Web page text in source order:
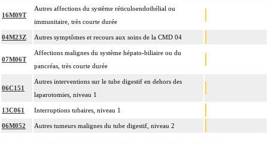
16M09T
Autres affections du système réticuloendothélial ou
immunitaire, très courte durée
04M23Z Autres symptômes et recours aux soins de la CMD 04
07M06T
Affections malignes du système hépato-biliaire ou du
pancréas, très courte durée
06C151
Autres interventions sur le tube digestif en dehors des
laparotomies, niveau 1
13C061 Interruptions tubaires, niveau 1
06M052 Autres tumeurs malignes du tube digestif, niveau 2